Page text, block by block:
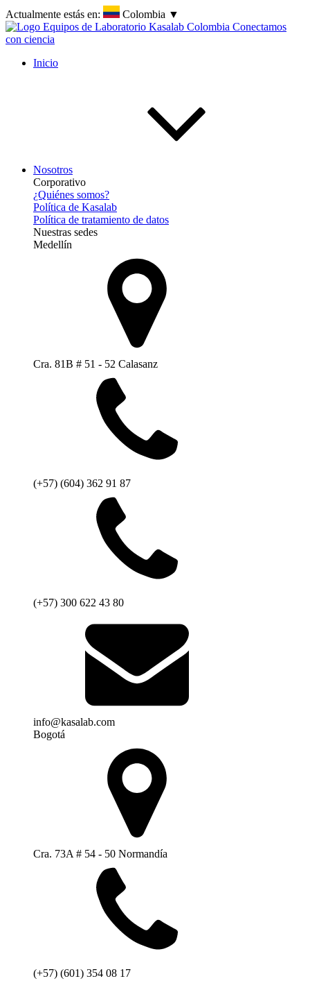
Actualmente estás en: Colombia ▼
Inicio
Nosotros
Corporativo
¿Quiénes somos?
Política de Kasalab
Política de tratamiento de datos
Nuestras sedes
Medellín
Cra. 81B # 51 - 52 Calasanz
(+57) (604) 362 91 87
(+57) 300 622 43 80
info@kasalab.com
Bogotá
Cra. 73A # 54 - 50 Normandía
(+57) (601) 354 08 17